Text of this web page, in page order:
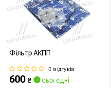
Фільтр АКПП
0 відгуків
600 ₴ сьогодні